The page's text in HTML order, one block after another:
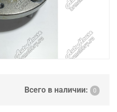
Всего в наличии: 0